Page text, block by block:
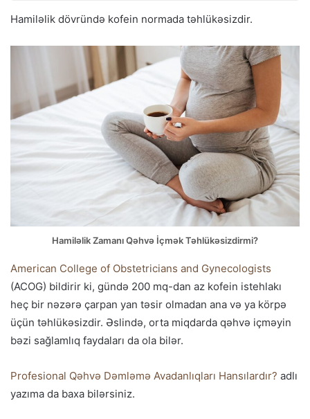
Hamiləlik dövründə kofein normada təhlükəsizdir.
Hamiləlik Zamanı Qəhvə İçmək Təhlükəsizdirmi?
American College of Obstetricians and Gynecologists
(ACOG) bildirir ki, gündə 200 mq-dan az kofein istehlakı
heç bir nəzərə çarpan yan təsir olmadan ana və ya körpə
üçün təhlükəsizdir. Əslində, orta miqdarda qəhvə içməyin
bəzi sağlamlıq faydaları da ola bilər.
Profesional Qəhvə Dəmləmə Avadanlıqları Hansılardır? adlı
yazıma da baxa bilərsiniz.